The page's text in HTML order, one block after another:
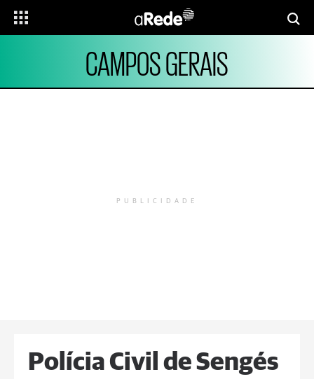
CAMPOS GERAIS
PUBLICIDADE
Polícia Civil de Sengés